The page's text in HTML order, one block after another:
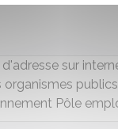
sur
organismes
Pôle